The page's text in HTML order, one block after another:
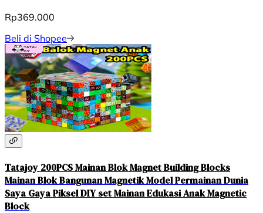
Rp369.000
Beli di Shopee
Tatajoy 200PCS Mainan Blok Magnet Building Blocks
Mainan Blok Bangunan Magnetik Model Permainan Dunia
Saya Gaya Piksel DIY set Mainan Edukasi Anak Magnetic
Block